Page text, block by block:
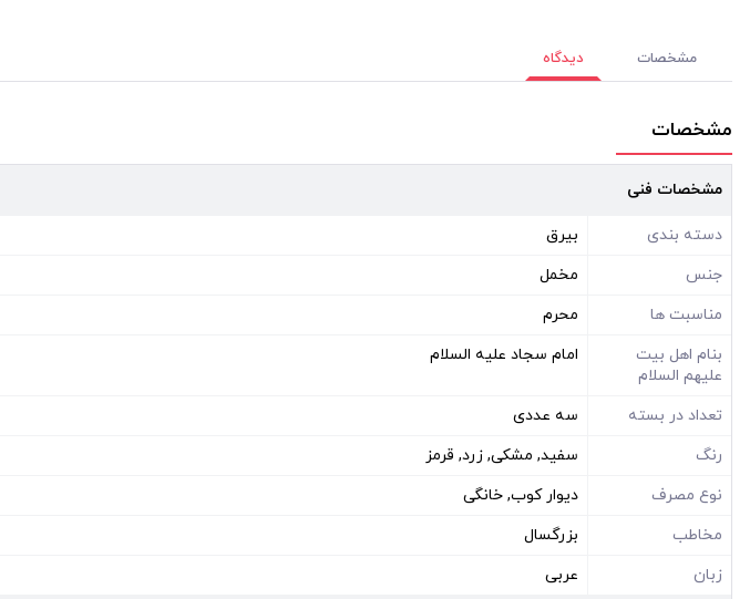
مشخصات دیدگاه
مشخصات
مشخصات فنی
دسته بندی
بیرق
جنس
مخمل
مناسبت ها
محرم
بنام اهل بیت
علیهم السلام
امام سجاد علیه السلام
تعداد در بسته
سه عددی
رنگ
سفید, مشکی, زرد, قرمز
نوع مصرف
دیوار کوب, خانگی
مخاطب
بزرگسال
زبان
عربی